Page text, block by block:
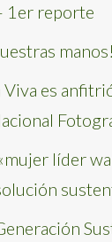
1er reporte
manos!
es
líder